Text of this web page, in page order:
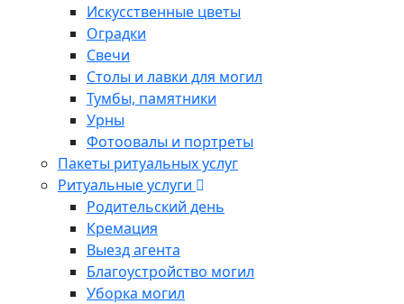
Искусственные цветы
Оградки
Свечи
Столы и лавки для могил
Тумбы, памятники
Урны
Фотоовалы и портреты
Пакеты ритуальных услуг
Ритуальные услуги
Родительский день
Кремация
Выезд агента
Благоустройство могил
Уборка могил